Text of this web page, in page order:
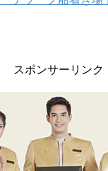
スポンサーリンク